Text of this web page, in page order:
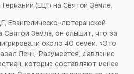
Германии (ЕЦГ) на Святой Земле.
Евангелическо-лютеранской
Святой Земле, он слышит, что за
около 40 семей. «Это
Ленц. Разумеется, давление
которые составляют менее